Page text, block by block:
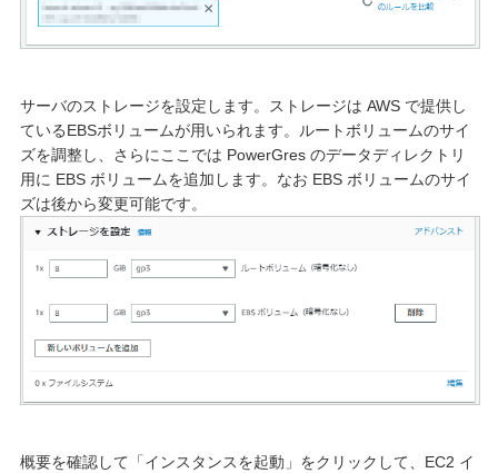
サーバのストレージを設定します。ストレージは AWS で提供し
ているEBSボリュームが用いられます。 ルートボリュームのサイ
ズを調整し、さらにここでは PowerGres のデータディレクトリ
用に EBS ボリュームを追加します。なお EBS ボリュームのサイ
ズは後から変更可能です。
概要を確認して「インスタンスを起動」をクリックして、EC2 イ